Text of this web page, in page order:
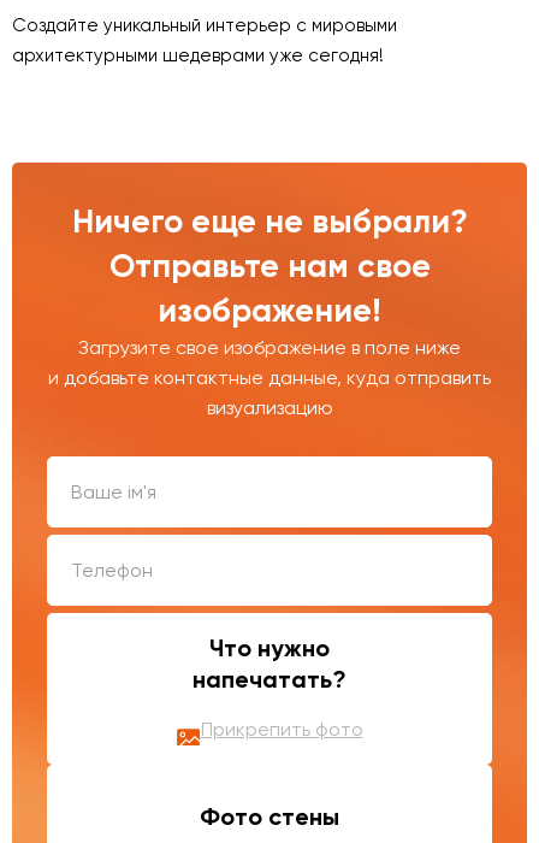
Создайте уникальный интерьер с мировыми
архитектурными шедеврами уже сегодня!
Ничего еще не выбрали?
Отправьте нам свое
изображение!
Загрузите свое изображение в поле ниже
и добавьте контактные данные, куда отправить
визуализацию
Что нужно
напечатать?
Прикрепить фото
Фото стены